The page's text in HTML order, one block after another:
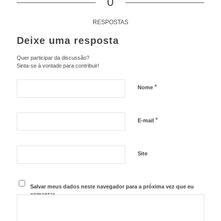
RESPOSTAS
Deixe uma resposta
Quer participar da discussão?
Sinta-se à vontade para contribuir!
Nome *
E-mail *
Site
Salvar meus dados neste navegador para a próxima vez que eu
comentar.